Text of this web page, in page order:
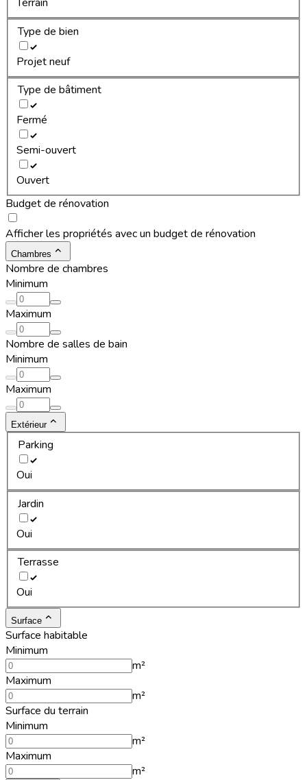
Type de bien
Projet neuf
Type de bâtiment
Fermé
Semi-ouvert
Ouvert
Budget de rénovation
Afficher les propriétés avec un budget de rénovation
Chambres
Nombre de chambres
Minimum
Maximum
Nombre de salles de bain
Minimum
Maximum
Extérieur
Parking
Oui
Jardin
Oui
Terrasse
Oui
Surface
Surface habitable
Minimum
m²
Maximum
m²
Surface du terrain
Minimum
m²
Maximum
m²